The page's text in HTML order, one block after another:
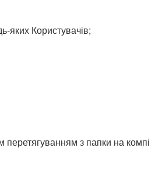
яких Користувачів;
з папки на компі